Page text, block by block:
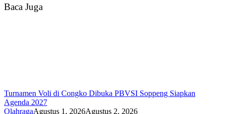
Baca Juga
Turnamen Voli di Congko Dibuka PBVSI Soppeng Siapkan
Agenda 2027
OlahragaAgustus 1, 2026Agustus 2, 2026